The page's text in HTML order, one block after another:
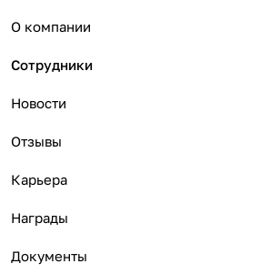
О компании
Сотрудники
Новости
Отзывы
Карьера
Награды
Документы